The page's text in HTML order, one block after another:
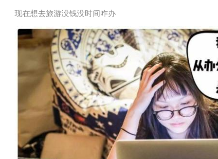
现在想去旅游没钱没时间咋办